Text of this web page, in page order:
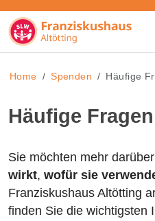
Home Spenden Häufige
Häufige
Sie möchten mehr
wirkt, wofür sie
Franziskushaus Altötting
finden Sie die wichtigsten